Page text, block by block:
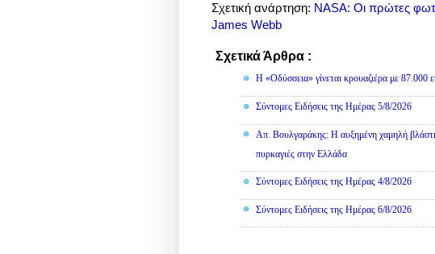
Σχετική ανάρτηση: NASA: Οι πρώτες
James Webb
Σχετικά Άρθρα :
Η «Οδύσσεια» γίνεται κρουαζιέρα με 87.000
Σύντομες Ειδήσεις της Ημέρας 5/8/2026
Απ. Βουλγαράκης: Η αυξημένη χαμηλή
πυρκαγιές στην Ελλάδα
Σύντομες Ειδήσεις της Ημέρας 4/8/2026
Σύντομες Ειδήσεις της Ημέρας 6/8/2026